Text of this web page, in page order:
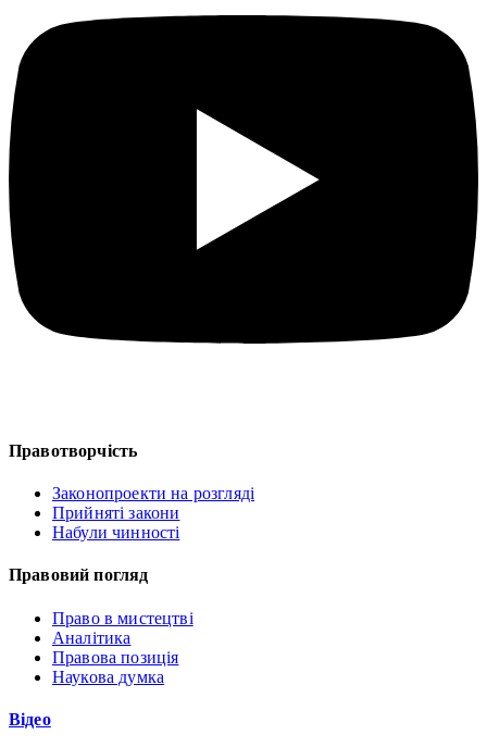
Правотворчість
Законопроекти на розгляді
Прийняті закони
Набули чинності
Правовий погляд
Право в мистецтві
Аналітика
Правова позиція
Наукова думка
Відео